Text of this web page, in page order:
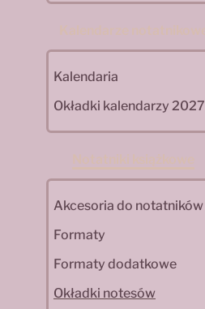
Kalendaria
Okładki kalendarzy 2027
Akcesoria do notatników
Formaty
Formaty dodatkowe
Okładki notesów